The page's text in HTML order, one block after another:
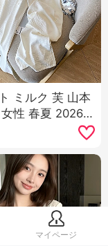
ミルク 芙 山本
性 春夏 2026
ハイウエスト
シルク 筋理 感
ワイドパンツ
マイページ